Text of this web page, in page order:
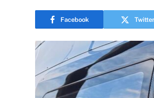
Facebook Twitter